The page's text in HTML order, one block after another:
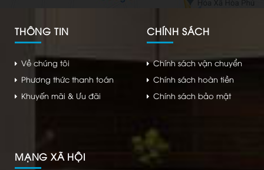
THÔNG TIN
Về chúng tôi
Phương thức thanh toán
Khuyến mãi & Ưu đãi
CHÍNH SÁCH
Chính sách vận chuyển
Chính sách hoàn tiền
Chính sách bảo mật
MẠNG XÃ HỘI